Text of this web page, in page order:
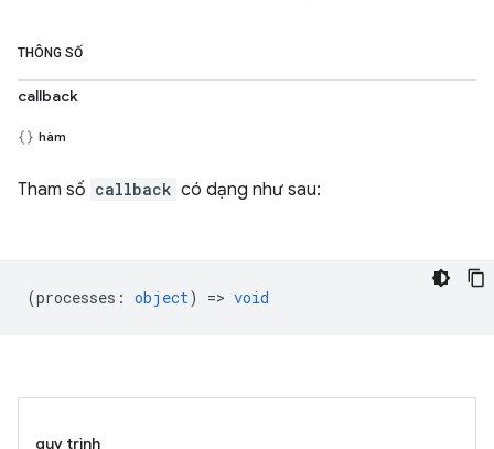
THÔNG SỐ
callback
hàm
Tham số callback có dạng như sau:
(processes : object) => void
quy trình